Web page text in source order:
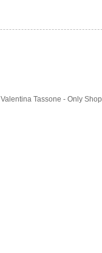
Valentina Tassone - Only